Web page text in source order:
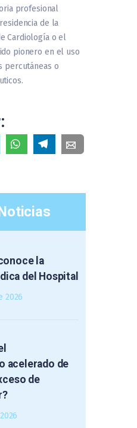
profesional
de la
Cardiología o el
pionero en el uso
percutáneas o
la
del Hospital
2026
acelerado de
de